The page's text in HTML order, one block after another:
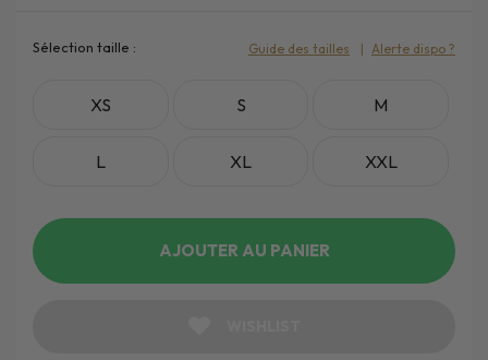
Sélection taille :
XS S M
L XL XXL
Guide des tailles Alerte dispo ?
AJOUTER AU PANIER